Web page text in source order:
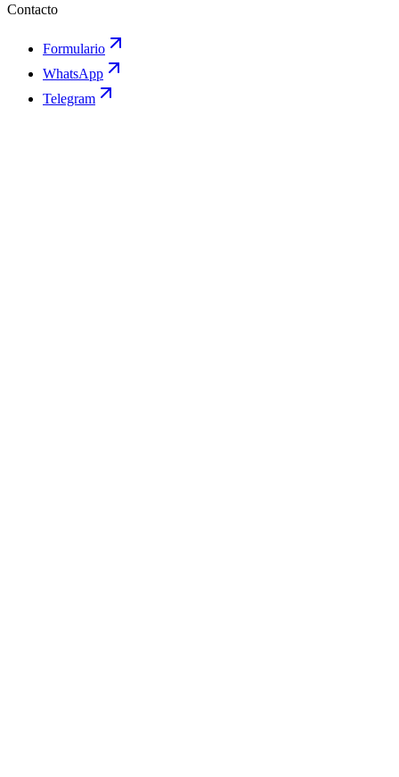
Contacto
Formulario
WhatsApp
Telegram